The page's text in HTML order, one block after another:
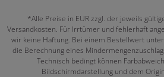
*Alle Preise in EUR zzgl. der jeweils
Versandkosten. Für Irrtümer und fehlerhaft
wir keine Haftung. Bei einem Bestellwert
die Berechnung eines
Technisch bedingt können
Bildschirmdarstellung und dem